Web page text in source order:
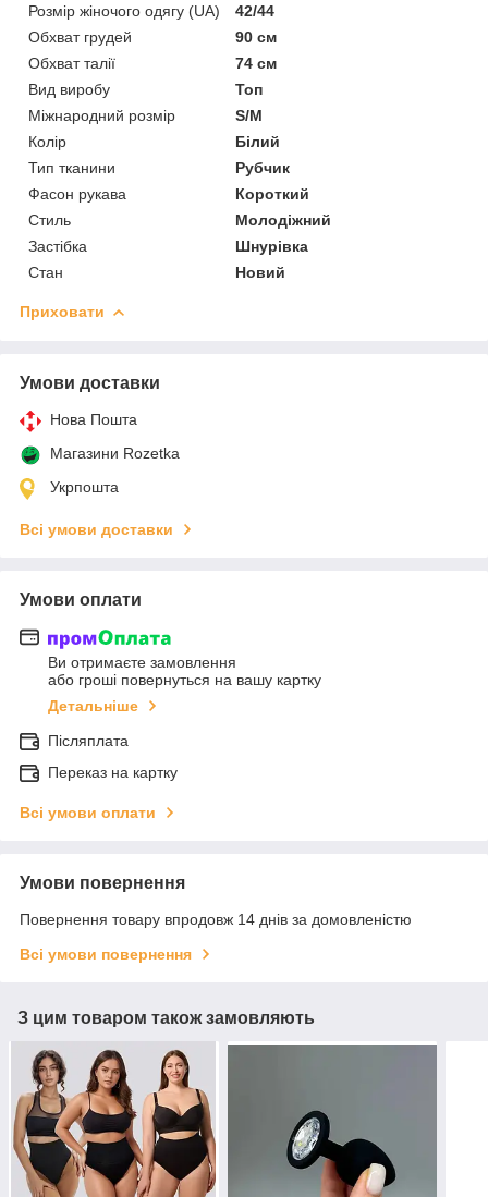
Розмір жіночого одягу (UA)
42/44
Обхват грудей
90 см
Обхват талії
74 см
Вид виробу
Топ
Міжнародний розмір
S/M
Колір
Білий
Тип тканини
Рубчик
Фасон рукава
Короткий
Стиль
Молодіжний
Застібка
Шнурівка
Стан
Новий
Приховати
Умови доставки
Нова Пошта
Магазини Rozetka
Укрпошта
Всі умови доставки
Умови оплати
Ви отримаєте замовлення
або гроші повернуться на вашу картку
Детальніше
Післяплата
Переказ на картку
Всі умови оплати
Умови повернення
Повернення товару впродовж 14 днів за домовленістю
Всі умови повернення
З цим товаром також замовляють